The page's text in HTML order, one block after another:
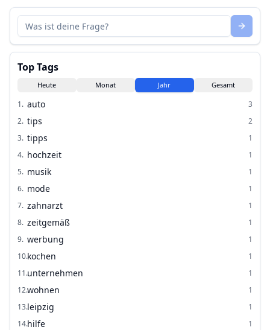
Top Tags
Heute Monat Jahr Gesamt
1. auto
3
2. tips
2
3. tipps
1
4. hochzeit
1
5. musik
1
6. mode
1
7. zahnarzt
1
8. zeitgemäß
1
9. werbung
1
10.kochen
1
11.unternehmen
1
12.wohnen
1
13.leipzig
1
14.hilfe
1